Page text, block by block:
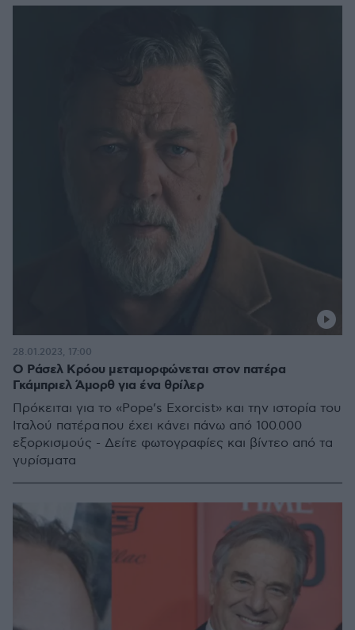
Ο Ράσελ Κρόου μεταμορφώνεται στον πατέρα
Γκάμπριελ Άμορθ για ένα θρίλερ
Πρόκειται για το «Pope’s Exorcist» και την ιστορία του
Ιταλού πατέρα που έχει κάνει πάνω από 100.000
εξορκισμούς - Δείτε φωτογραφίες και βίντεο από τα
γυρίσματα
28.01.2023, 17:00